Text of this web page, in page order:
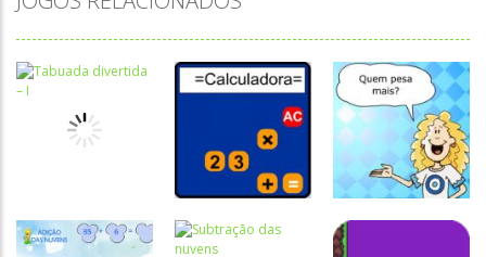
Atividades